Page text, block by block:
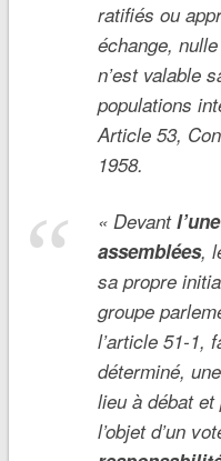
ratifiés ou
échange,
n’est valable
populations
Article 53,
1958.
« Devant
assemblées,
sa propre
groupe
l’article 51-1,
déterminé,
lieu à débat et
l’objet d’un